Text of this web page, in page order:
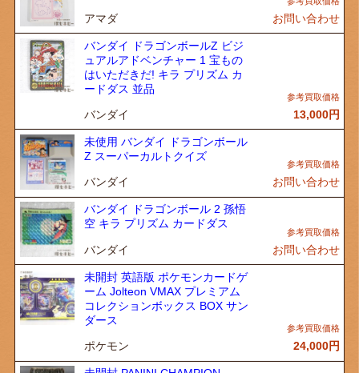
アマダ お問い合わせ
バンダイ ドラゴンボールZ ビジ
ュアルアドベンチャー 1 宝もの
はいただきだ! キラ プリズム カ
ードダス 並品
バンダイ 13,000円
未使用 バンダイ ドラゴンボール
Z スーパーカルトクイズ
バンダイ お問い合わせ
バンダイ ドラゴンボール 2 孫悟
空 キラ プリズム カードダス
バンダイ お問い合わせ
未開封 英語版 ポケモンカードゲ
ーム Jolteon VMAX プレミアム
コレクションボックス BOX サン
ダース
ポケモン 24,000円